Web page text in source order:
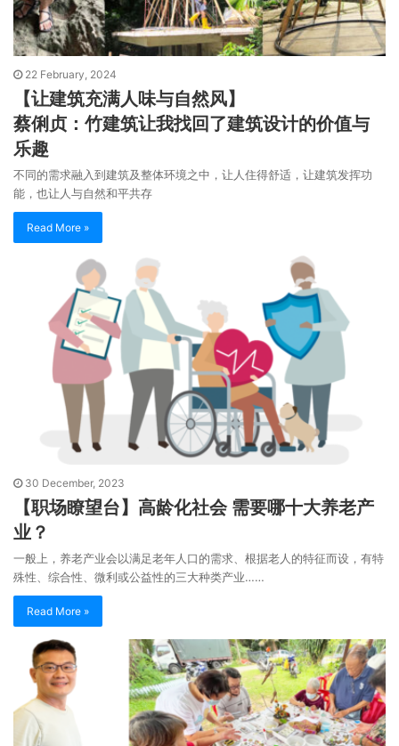
22 February, 2024
【让建筑充满人味与自然风】
蔡俐贞：竹建筑让我找回了建筑设计的价值与
乐趣
不同的需求融入到建筑及整体环境之中，让人住得舒适，让建筑发挥功
能，也让人与自然和平共存
Read More »
30 December, 2023
【职场瞭望台】高龄化社会 需要哪十大养老产
业？
一般上，养老产业会以满足老年人口的需求、根据老人的特征而设，有特
殊性、综合性、微利或公益性的三大种类产业……
Read More »